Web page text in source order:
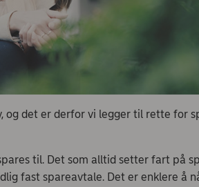
og det er derfor vi legger til rette for
til. Det som alltid setter fart på
fast spareavtale. Det er enklere å